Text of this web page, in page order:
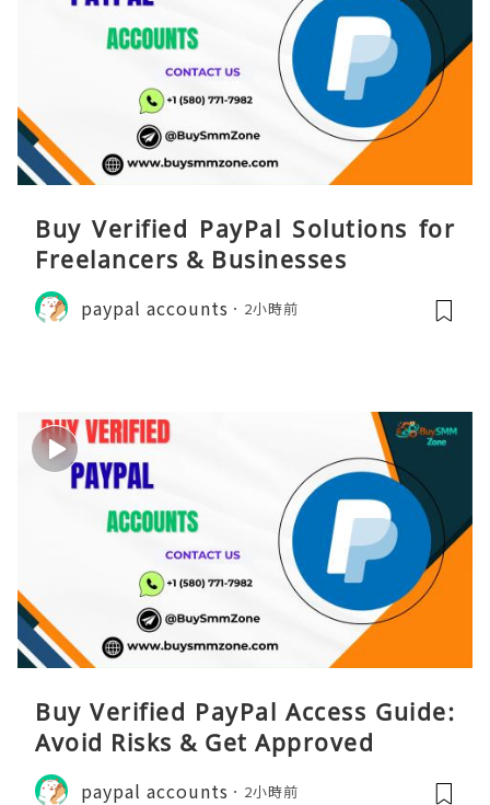
Buy Verified PayPal Solutions for
Freelancers & Businesses
paypal accounts 2小時前
Buy Verified PayPal Access Guide:
Avoid Risks & Get Approved
paypal accounts 2小時前